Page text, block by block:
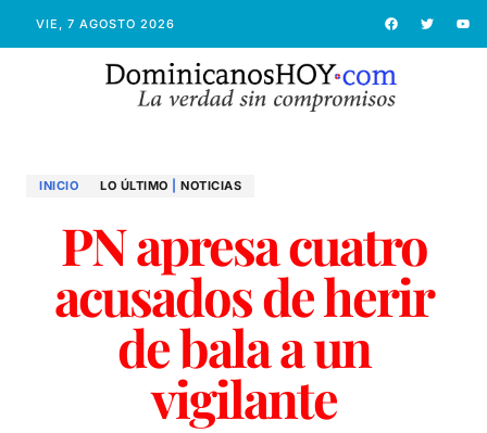
VIE, 7 AGOSTO 2026
INICIO LO ÚLTIMO NOTICIAS
PN apresa cuatro
acusados de herir
de bala a un
vigilante